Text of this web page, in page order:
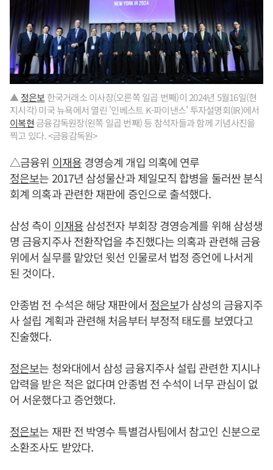
▲ 정은보 한국거래소 이사장(오른쪽 일곱 번째)이 2024년 5월16일(현
지시각) 미국 뉴욕에서 열린 '인베스트 K-파이낸스' 투자설명회(IR)에서
이복현 금융감독원장(왼쪽 일곱 번째) 등 참석자들과 함께 기념사진을
찍고 있다. <금융감독원>
△금융위 이재용경영승계 개입 의혹에 연루
정은보는 2017년 삼성물산과 제일모직 합병을 둘러싼 분식
회계 의혹과 관련한 재판에 증인으로 출석했다.
삼성 측이 이재용삼성전자 부회장 경영승계를 위해 삼성생
명 금융지주사 전환작업을 추진했다는 의혹과 관련해 금융
위에서 실무를 맡았던 윗선 인물로서 법정 증언에 나서게
된 것이다.
안종범 전 수석은 해당 재판에서 정은보가 삼성의 금융지주
사 설립 계획과 관련해 처음부터 부정적 태도를 보였다고
진술했다.
정은보는 청와대에서 삼성 금융지주사 설립 관련한 지시나
압력을 받은 적은 없다며 안종범 전 수석이 너무 관심이 없
어 서운했다고 증언했다.
정은보는 재판 전 박영수 특별검사팀에서 참고인 신분으로
소환조사도 받았다.